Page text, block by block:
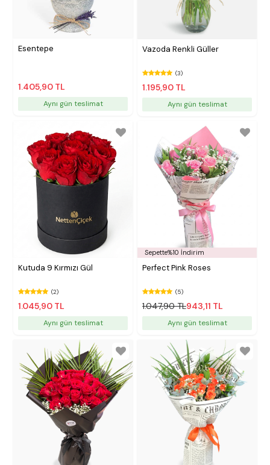
Esentepe
1.405,90 TL
Aynı gün teslimat
Vazoda Renkli Güller
(3)
1.195,90 TL
Aynı gün teslimat
Kutuda 9 Kırmızı Gül
(2)
1.045,90 TL
Aynı gün teslimat
Sepette%10 İndirim
Perfect Pink Roses
(5)
1.047,90 TL943,11 TL
Aynı gün teslimat